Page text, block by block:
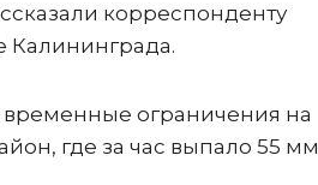
корреспонденту
Калининграда.
ограничения на
где за час выпало 55 мм